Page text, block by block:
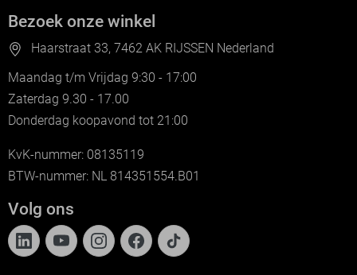
Bezoek onze winkel
Haarstraat 33, 7462 AK RIJSSEN Nederland
Maandag t/m Vrijdag 9:30 - 17:00
Zaterdag 9.30 - 17.00
Donderdag koopavond tot 21:00
KvK-nummer: 08135119
BTW-nummer: NL 814351554.B01
Volg ons